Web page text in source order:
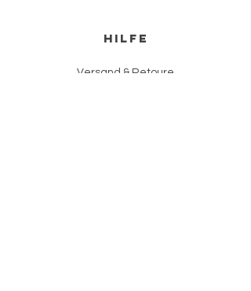
HILFE
Versand & Retoure